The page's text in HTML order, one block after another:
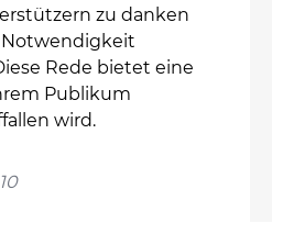
zu danken
Rede bietet eine
Publikum
wird.